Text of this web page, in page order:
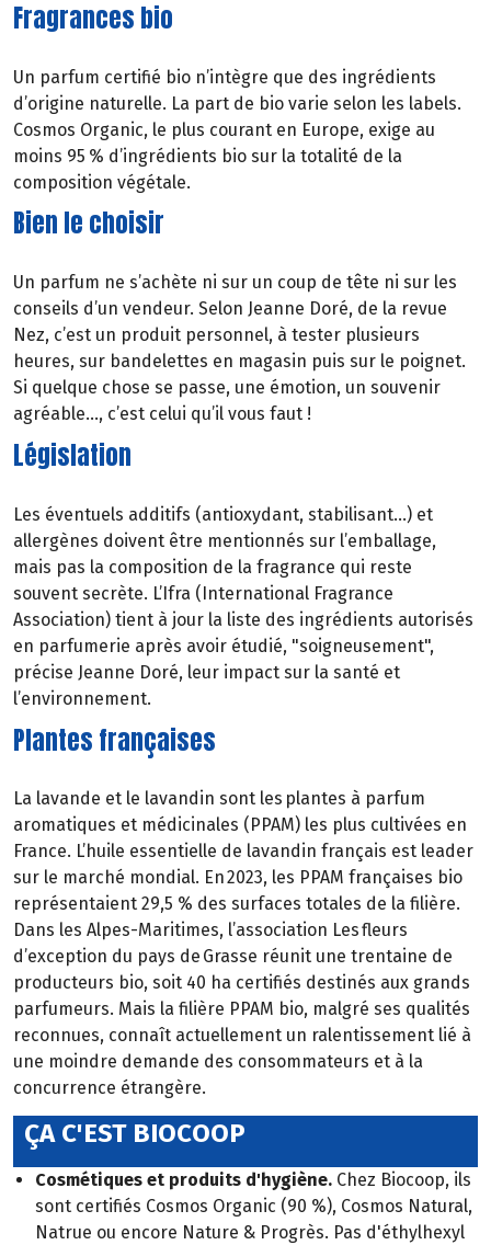
Fragrances bio
Un parfum certifié bio n’intègre que des ingrédients
d’origine naturelle. La part de bio varie selon les labels.
Cosmos Organic, le plus courant en Europe, exige au
moins 95 % d’ingrédients bio sur la totalité de la
composition végétale.
Bien le choisir
Un parfum ne s’achète ni sur un coup de tête ni sur les
conseils d’un vendeur. Selon Jeanne Doré, de la revue
Nez, c’est un produit personnel, à tester plusieurs
heures, sur bandelettes en magasin puis sur le poignet.
Si quelque chose se passe, une émotion, un souvenir
agréable…, c’est celui qu’il vous faut !
Législation
Les éventuels additifs (antioxydant, stabilisant…) et
allergènes doivent être mentionnés sur l’emballage,
mais pas la composition de la fragrance qui reste
souvent secrète. L’Ifra (International Fragrance
Association) tient à jour la liste des ingrédients autorisés
en parfumerie après avoir étudié, "soigneusement",
précise Jeanne Doré, leur impact sur la santé et
l’environnement.
Plantes françaises
La lavande et le lavandin sont les plantes à parfum
aromatiques et médicinales (PPAM) les plus cultivées en
France. L’huile essentielle de lavandin français est leader
sur le marché mondial. En 2023, les PPAM françaises bio
représentaient 29,5 % des surfaces totales de la filière.
Dans les Alpes-Maritimes, l’association Les fleurs
d’exception du pays de Grasse réunit une trentaine de
producteurs bio, soit 40 ha certifiés destinés aux grands
parfumeurs. Mais la filière PPAM bio, malgré ses qualités
reconnues, connaît actuellement un ralentissement lié à
une moindre demande des consommateurs et à la
concurrence étrangère.
ÇA C'EST BIOCOOP
Cosmétiques et produits d'hygiène. Chez Biocoop, ils
sont certifiés Cosmos Organic (90 %), Cosmos Natural,
Natrue ou encore Nature & Progrès. Pas d'éthylhexyl